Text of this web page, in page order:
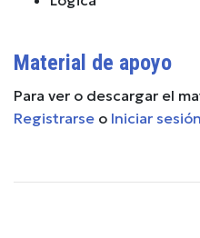
Material de apoyo
Para ver o descargar el
Registrarse o Iniciar sesión